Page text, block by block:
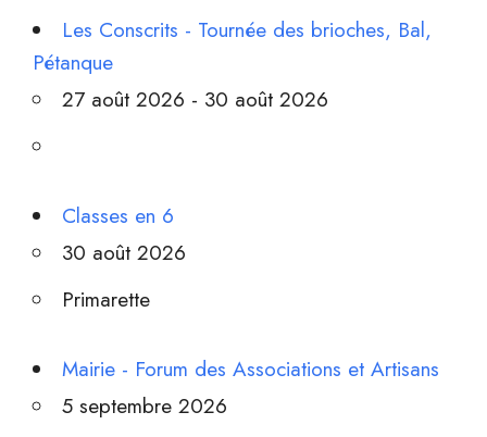
Les Conscrits - Tournée des brioches, Bal,
Pétanque
27 août 2026 - 30 août 2026
Classes en 6
30 août 2026
Primarette
Mairie - Forum des Associations et Artisans
5 septembre 2026